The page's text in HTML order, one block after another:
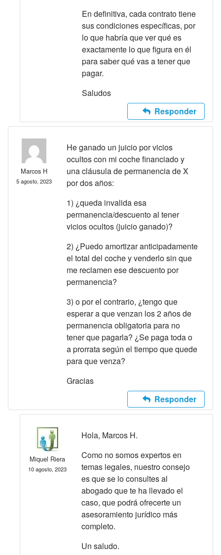
En definitiva, cada contrato tiene
sus condiciones específicas, por
lo que habría que ver qué es
exactamente lo que figura en él
para saber qué vas a tener que
pagar.
Saludos
Responder
Marcos H
5 agosto, 2023
He ganado un juicio por vicios
ocultos con mi coche financiado y
una cláusula de permanencia de X
por dos años:
1) ¿queda invalida esa
permanencia/descuento al tener
vicios ocultos (juicio ganado)?
2) ¿Puedo amortizar anticipadamente
el total del coche y venderlo sin que
me reclamen ese descuento por
permanencia?
3) o por el contrario, ¿tengo que
esperar a que venzan los 2 años de
permanencia obligatoria para no
tener que pagarla? ¿Se paga toda o
a prorrata según el tiempo que quede
para que venza?
Gracias
Responder
Miquel Riera
10 agosto, 2023
Hola, Marcos H.
Como no somos expertos en
temas legales, nuestro consejo
es que se lo consultes al
abogado que te ha llevado el
caso, que podrá ofrecerte un
asesoramiento jurídico más
completo.
Un saludo.